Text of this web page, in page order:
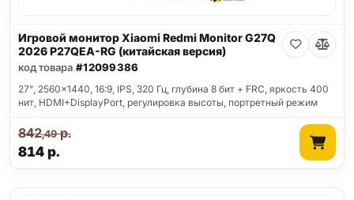
Игровой монитор Xiaomi Redmi Monitor G27Q
2026 P27QEA-RG (китайская версия)
код товара #12099386
27", 2560x1440, 16:9, IPS, 320 Гц, глубина 8 бит + FRC, яркость 400
нит, HDMI+DisplayPort, регулировка высоты, портретный режим
814р.
842,49р.